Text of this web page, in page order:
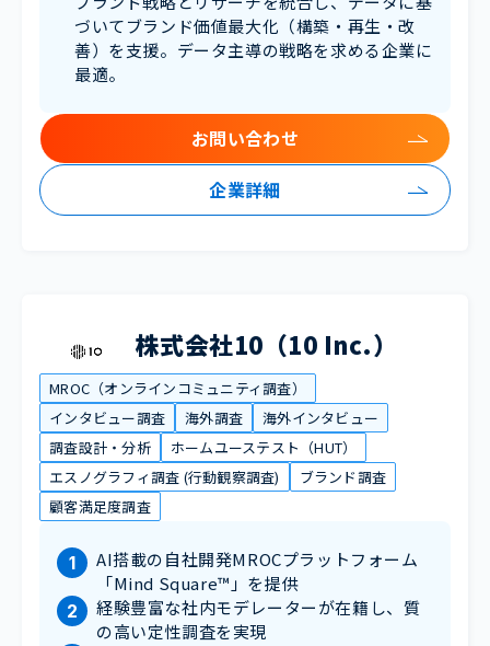
づいてブランド価値最大化（構築・再生・改
善）を支援。データ主導の戦略を求める企業に
最適。
企業詳細
お問い合わせ
株式会社10（10 Inc.）
MROC（オンラインコミュニティ調査）
インタビュー調査
海外調査
海外インタビュー
調査設計・分析
ホームユーステスト（HUT）
エスノグラフィ調査 (行動観察調査)
ブランド調査
顧客満足度調査
AI搭載の自社開発MROCプラットフォーム
「Mind Square™」を提供
経験豊富な社内モデレーターが在籍し、質
の高い定性調査を実現